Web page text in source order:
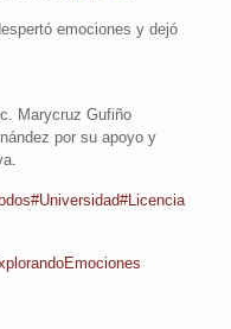
emociones y dejó
Marycruz Gufiño
por su apoyo y
#Universidad#Licencia